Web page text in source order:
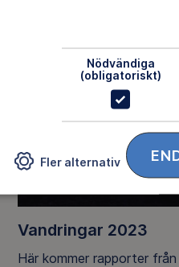
Vandringar 2023
Här kommer rapporter
Nödvändiga
(obligatoriskt)
Fler alternativ